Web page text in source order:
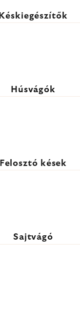
Késkiegészítők
Húsvágók
Felosztó kések
Sajtvágó